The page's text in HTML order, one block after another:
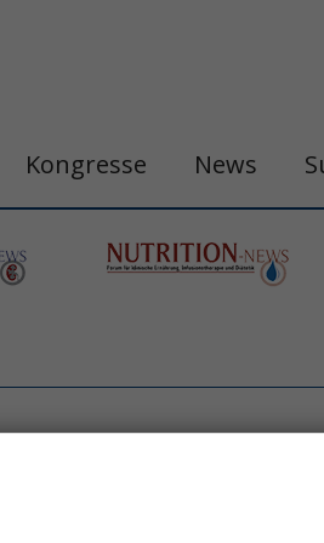
Kongresse News